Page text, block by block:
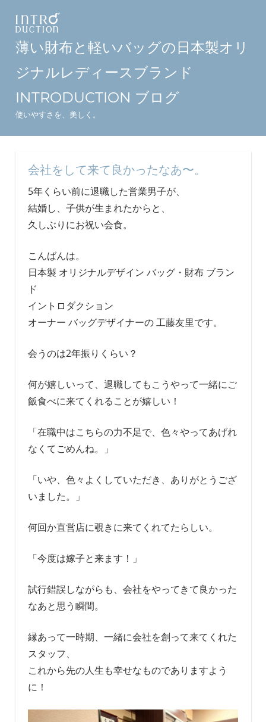
薄い財布と軽いバッグの日本製オリ
ジナルレディースブランド
INTRODUCTION ブログ
使いやすさを、美しく。
会社をして来て良かったなあ〜。
5年くらい前に退職した営業男子が、
結婚し、子供が生まれたからと、
久しぶりにお祝い会食。
こんばんは。
日本製 オリジナルデザイン バッグ・財布 ブラン
ド
イントロダクション
オーナー バッグデザイナーの 工藤友里です。
会うのは2年振りくらい？
何が嬉しいって、退職してもこうやって一緒にご
飯食べに来てくれることが嬉しい！
「在職中はこちらの力不足で、色々やってあげれ
なくてごめんね。」
「いや、色々よくしていただき、ありがとうござ
いました。」
何回か直営店に覗きに来てくれてたらしい。
「今度は嫁子と来ます！」
試行錯誤しながらも、会社をやってきて良かった
なあと思う瞬間。
縁あって一時期、一緒に会社を創って来てくれた
スタッフ、
これから先の人生も幸せなものでありますよう
に！